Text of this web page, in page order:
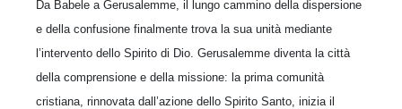
Da Babele a Gerusalemme, il lungo cammino della dispersione
e della confusione finalmente trova la sua unità mediante
l’intervento dello Spirito di Dio. Gerusalemme diventa la città
della comprensione e della missione: la prima comunità
cristiana, rinnovata dall’azione dello Spirito Santo, inizia il